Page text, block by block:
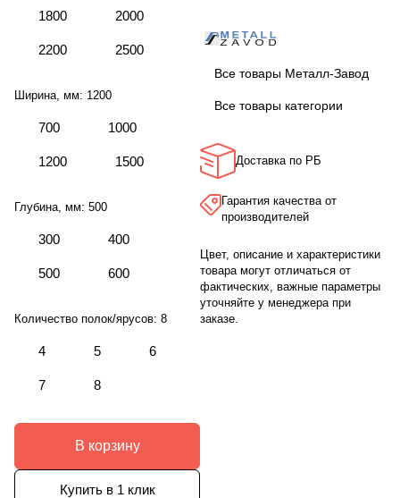
1800 2000
2200 2500
Ширина, мм: 1200
700 1000
1200 1500
Глубина, мм: 500
300 400
500 600
Количество полок/ярусов: 8
4 5 6
7 8
В корзину
Купить в 1 клик
Все товары Металл-Завод
Все товары категории
Доставка по РБ
Гарантия качества от
производителей
Цвет, описание и характеристики
товара могут отличаться от
фактических, важные параметры
уточняйте у менеджера при
заказе.